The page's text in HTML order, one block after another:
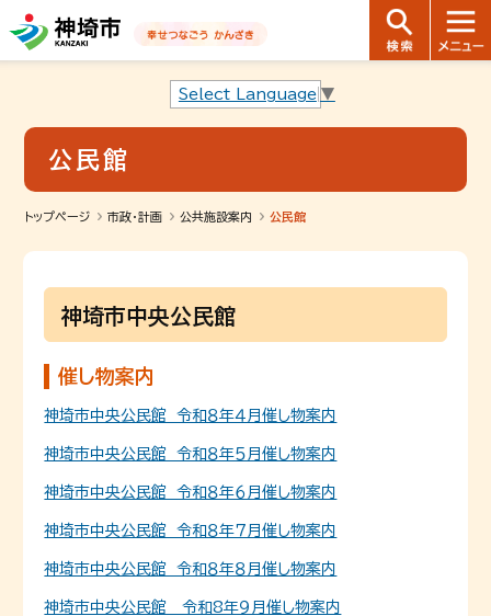
音声読み上げ用ナビゲーションです。
本文へ移動します
ページ最後（フッター）へ移動します
音声読み上げ用ナビゲーションはここまでです。
Select Language ▼
公民館
トップページ 市政・計画 公共施設案内 公民館
神埼市中央公民館
催し物案内
神埼市中央公民館 令和８年４月催し物案内
神埼市中央公民館 令和８年５月催し物案内
神埼市中央公民館 令和８年６月催し物案内
神埼市中央公民館 令和８年７月催し物案内
神埼市中央公民館 令和８年８月催し物案内
神埼市中央公民館 令和8年９月催し物案内